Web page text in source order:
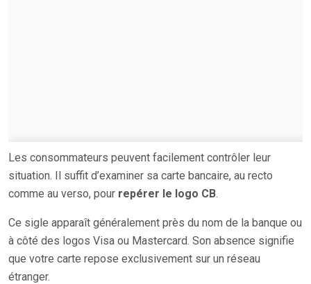
Les consommateurs peuvent facilement contrôler leur
situation. Il suffit d’examiner sa carte bancaire, au recto
comme au verso, pour repérer le logo CB.
Ce sigle apparaît généralement près du nom de la banque ou
à côté des logos Visa ou Mastercard. Son absence signifie
que votre carte repose exclusivement sur un réseau
étranger.